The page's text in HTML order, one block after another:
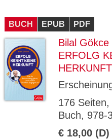
BUCH EPUB PDF
Bilal Gökce
ERFOLG
HERKUNFT
176
Buch, 978-
€ 18,00 (D)
ESSION
_ID
verlag.
de
Session
GV_CO
OKIES
gabal-
Speichert den
Domäne.